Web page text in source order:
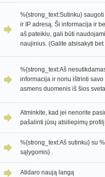
%{strong_text:Sutinku}
ir IP adresą. Ši informacija ir
aš pateikiu, gali būti
naujinius. (Galite atsisakyti
%{strong_text:Aš
informacija ir noriu ištrinti
asmens duomenis iš šios
Atminkite, kad jei nenorite
pašalinti jūsų atsiliepimų
%{strong_text:Aš sutinku} su
sąlygomis} .
Atidaro naują langą